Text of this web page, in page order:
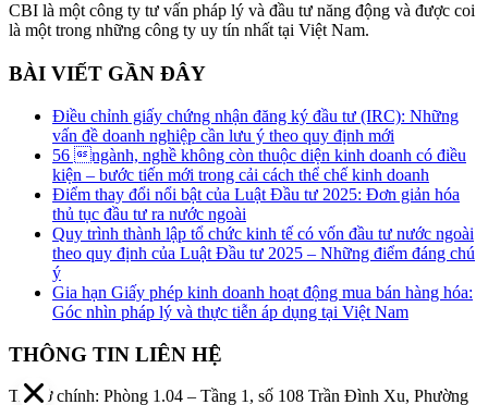
CBI là một công ty tư vấn pháp lý và đầu tư năng động và được coi
là một trong những công ty uy tín nhất tại Việt Nam.
BÀI VIẾT GẦN ĐÂY
Điều chỉnh giấy chứng nhận đăng ký đầu tư (IRC): Những
vấn đề doanh nghiệp cần lưu ý theo quy định mới
56 ngành, nghề không còn thuộc diện kinh doanh có điều
kiện – bước tiến mới trong cải cách thể chế kinh doanh
Điểm thay đổi nổi bật của Luật Đầu tư 2025: Đơn giản hóa
thủ tục đầu tư ra nước ngoài
Quy trình thành lập tổ chức kinh tế có vốn đầu tư nước ngoài
theo quy định của Luật Đầu tư 2025 – Những điểm đáng chú
ý
Gia hạn Giấy phép kinh doanh hoạt động mua bán hàng hóa:
Góc nhìn pháp lý và thực tiễn áp dụng tại Việt Nam
THÔNG TIN LIÊN HỆ
Trụ sở chính: Phòng 1.04 – Tầng 1, số 108 Trần Đình Xu, Phường